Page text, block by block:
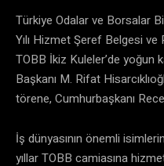
Türkiye Odalar ve Borsalar
Yılı Hizmet Şeref Belgesi
TOBB İkiz Kuleler’de yoğun
Başkanı M. Rifat
törene, Cumhurbaşkanı
İş dünyasının önemli
yıllar TOBB camiasına